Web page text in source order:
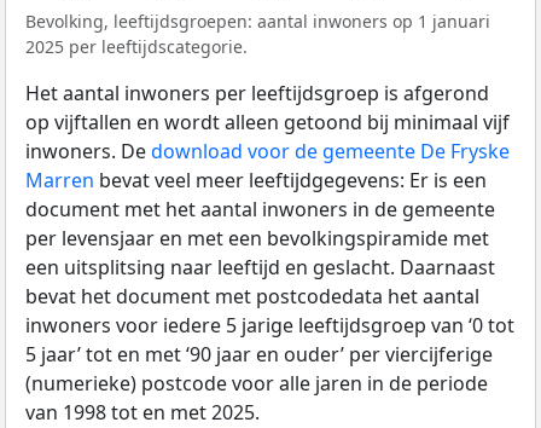
Bevolking, leeftijdsgroepen: aantal inwoners op 1 januari
2025 per leeftijdscategorie.
Het aantal inwoners per leeftijdsgroep is afgerond
op vijftallen en wordt alleen getoond bij minimaal vijf
inwoners. Dedownload voor de gemeente De Fryske
Marren bevat veel meer leeftijdgegevens: Er is een
document met het aantal inwoners in de gemeente
per levensjaar en met een bevolkingspiramide met
een uitsplitsing naar leeftijd en geslacht. Daarnaast
bevat het document met postcodedata het aantal
inwoners voor iedere 5 jarige leeftijdsgroep van ‘0 tot
5 jaar’ tot en met ‘90 jaar en ouder’ per viercijferige
(numerieke) postcode voor alle jaren in de periode
van 1998 tot en met 2025.